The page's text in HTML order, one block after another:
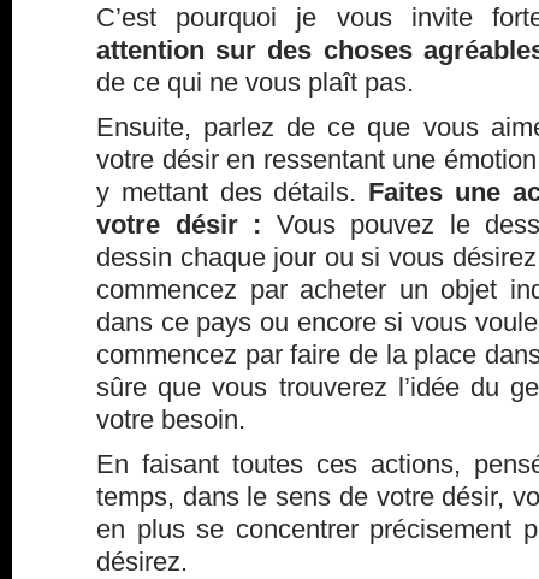
C’est pourquoi je vous invite
attention sur des choses
de ce qui ne vous plaît pas.
Ensuite, parlez de ce que vous
votre désir en ressentant une
y mettant des détails. Faites une
votre désir : Vous pouvez le
dessin chaque jour ou si vous
commencez par acheter un objet
dans ce pays ou encore si vous
commencez par faire de la place
sûre que vous trouverez l’idée du
votre besoin.
En faisant toutes ces actions,
temps, dans le sens de votre désir,
en plus se concentrer précisement
désirez.